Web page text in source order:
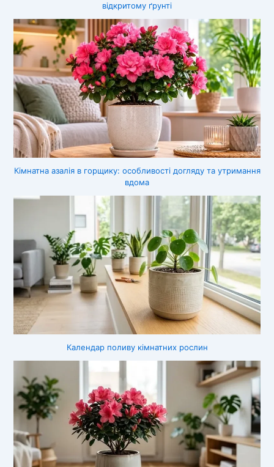
відкритому ґрунті
Кімнатна азалія в горщику: особливості догляду та утримання
вдома
Календар поливу кімнатних рослин